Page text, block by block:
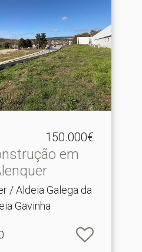
150.000€
em
/ Aldeia Galega da
Gavinha